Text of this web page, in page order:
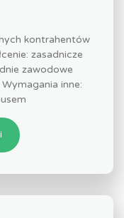
kontrahentów
zasadnicze
zawodowe
inne: